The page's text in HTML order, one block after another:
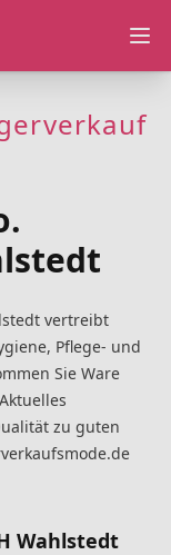
vertreibt
Pflege- und
Sie Ware
zu guten
Wahlstedt